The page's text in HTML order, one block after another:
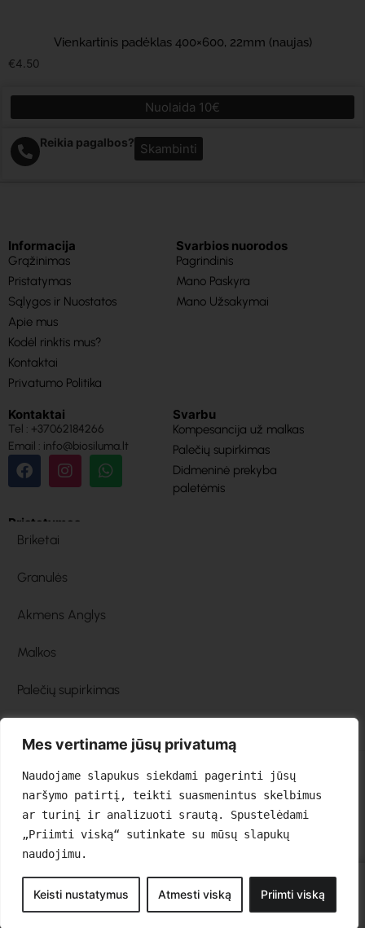
Mes vertiname jūsų privatumą
Naudojame slapukus siekdami pagerinti jūsų
naršymo patirtį, teikti suasmenintus skelbimus
ar turinį ir analizuoti srautą. Spustelėdami
„Priimti viską“ sutinkate su mūsų slapukų
naudojimu.
Keisti nustatymus Atmesti viską Priimti viską
Vienkartinis padėklas 400×600, 22mm (naujas)
€4.50
Nuolaida 10€
Reikia pagalbos? Skambinti
Informacija
Grąžinimas
Pristatymas
Sąlygos ir Nuostatos
Apie mus
Kodėl rinktis mus?
Kontaktai
Privatumo Politika
Svarbios nuorodos
Pagrindinis
Mano Paskyra
Mano Užsakymai
Kontaktai
Tel : +37062184266
Email : info@biosiluma.lt
Svarbu
Kompesancija už malkas
Palečių supirkimas
Didmeninė prekyba
paletėmis
Pristatymas
Briketai
Granulės
Akmens Anglys
Malkos
Palečių supirkimas
© 2025 biosiluma.lt – Visos teisės saugomos
Produktai Messenger Susisiekti Malkos Paletės